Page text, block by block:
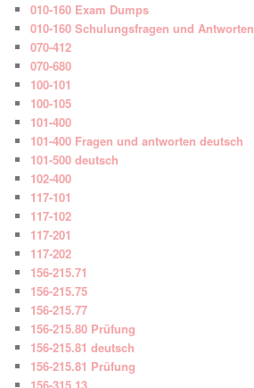
010-160 Exam Dumps
010-160 Schulungsfragen und Antworten
070-412
070-680
100-101
100-105
101-400
101-400 Fragen und antworten deutsch
101-500 deutsch
102-400
117-101
117-102
117-201
117-202
156-215.71
156-215.75
156-215.77
156-215.80 Prüfung
156-215.81 deutsch
156-215.81 Prüfung